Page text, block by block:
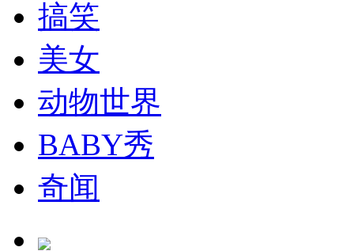
走！跟着总书记去植树
消防员救轻生者
纽约上演“枕头大战”
搞笑
美女
动物世界
BABY秀
奇闻